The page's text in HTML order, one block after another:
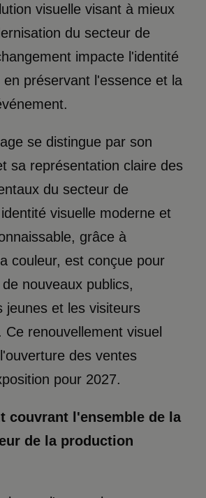
visuelle visant à mieux
du secteur de
impacte l'identité
préservant l'essence et la
se distingue par son
sa représentation claire des
du secteur de
visuelle moderne et
grâce à
couleur, est conçue pour
nouveaux publics,
jeunes et les visiteurs
Ce renouvellement visuel
des ventes
pour 2027.
couvrant l'ensemble de la
de la production